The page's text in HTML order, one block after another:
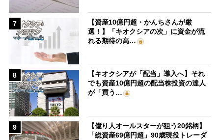
7
【資産10億円超・かんちさんが厳
選！】「キオクシアの次」に資金が流
れる期待の高…
8
【キオクシアが「配当」導入へ】それ
でも資産10億円超の配当株投資の達人
が「買う…
9
【億り人オールスターが狙う20銘柄】
「総資産69億円超」90歳現役トレーダ